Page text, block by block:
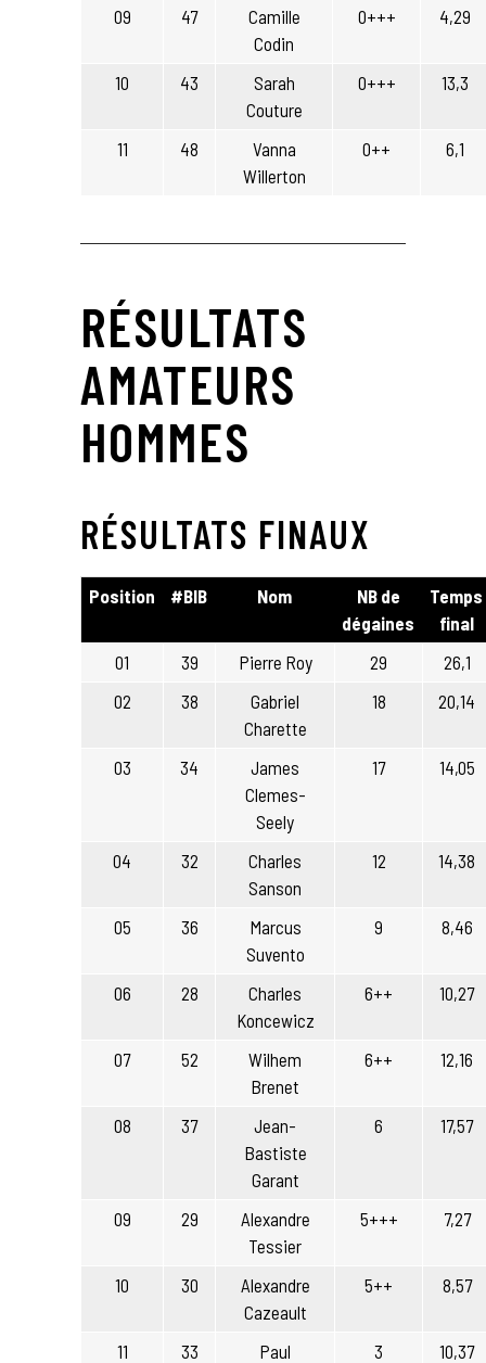
09 47
Camille
Codin
0+++ 4,29
10 43
Sarah
Couture
0+++ 13,3
11 48
Vanna
Willerton
0++ 6,1
RÉSULTATS
AMATEURS
HOMMES
RÉSULTATS FINAUX
Position #BIB Nom
NB de
dégaines
Temps
final
01
39 Pierre Roy 29
26,1
02
38
Gabriel
Charette
18 20,14
03 34
James
Clemes-
Seely
17 14,05
04 32
Charles
Sanson
12 14,38
05 36
Marcus
Suvento
9 8,46
06 28
Charles
Koncewicz
6++ 10,27
07 52
Wilhem
Brenet
6++ 12,16
08 37
Jean-
Bastiste
Garant
6 17,57
09 29
Alexandre
Tessier
5+++ 7,27
10 30
Alexandre
Cazeault
5++ 8,57
11 33
Paul
3 10,37